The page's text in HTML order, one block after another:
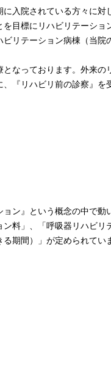
院されている方々に対
目標にリハビリテーシ
リテーション病棟（当
なっております。外来
『リハビリ前の診察』
』という概念の中で動
料」、「呼吸器リハビ
期間）」が定められて